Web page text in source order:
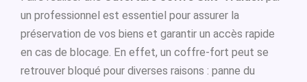
un professionnel est essentiel pour assurer la
préservation de vos biens et garantir un accès rapide
en cas de blocage. En effet, un coffre-fort peut se
retrouver bloqué pour diverses raisons : panne du